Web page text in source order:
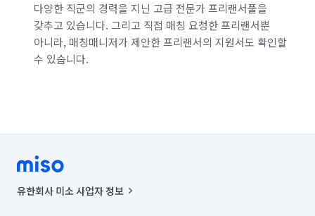
다양한 직군의 경력을 지닌 고급 전문가 프리랜서풀을
갖추고 있습니다. 그리고 직접 매칭 요청한 프리랜서뿐
아니라, 매칭매니저가 제안한 프리랜서의 지원서도 확인할
수 있습니다.
유한회사 미소 사업자 정보